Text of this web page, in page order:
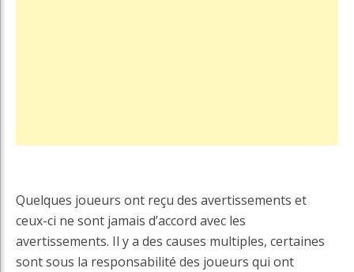
Quelques joueurs ont reçu des avertissements et
ceux-ci ne sont jamais d’accord avec les
avertissements. Il y a des causes multiples, certaines
sont sous la responsabilité des joueurs qui ont